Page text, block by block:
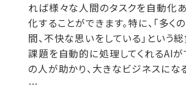
れば様々な人間のタスクを自動化
化することができます。特に、「多く
間、不快な思いをしている」という
課題を自動的に処理してくれるAIが
の人が助かり、大きなビジネスにな
…